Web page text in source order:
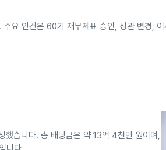
요 안건은 60기 재무제표 승인, 정관 변경,
습니다. 총 배당금은 약 13억 4천만 원이며,